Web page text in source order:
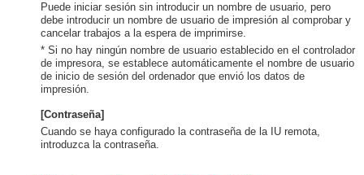
Puede iniciar sesión sin introducir un nombre de usuario, pero
debe introducir un nombre de usuario de impresión al comprobar y
cancelar trabajos a la espera de imprimirse.
* Si no hay ningún nombre de usuario establecido en el controlador
de impresora, se establece automáticamente el nombre de usuario
de inicio de sesión del ordenador que envió los datos de
impresión.
[Contraseña]
Cuando se haya configurado la contraseña de la IU remota,
introduzca la contraseña.